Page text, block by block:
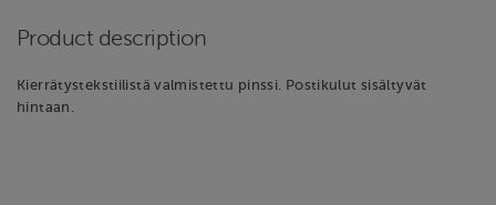
Product description
Kierrätystekstiilistä valmistettu pinssi. Postikulut sisältyvät
hintaan.